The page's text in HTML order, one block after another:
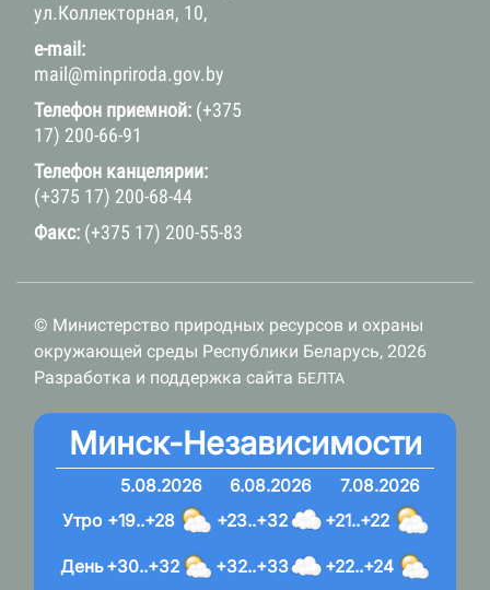
ул.Коллекторная, 10,
e-mail:
mail@minpriroda.gov.by
Телефон приемной: (+375
17) 200-66-91
Телефон канцелярии:
(+375 17) 200-68-44
Факс: (+375 17) 200-55-83
© Министерство природных ресурсов и охраны
окружающей среды Республики Беларусь, 2026
Разработка и поддержка сайта БЕЛТА
Минск-Независимости
5.08.2026
+19..+28
+30..+32
6.08.2026
+23..+32
+32..+33
7.08.2026
+21..+22
+22..+24
День
Утро